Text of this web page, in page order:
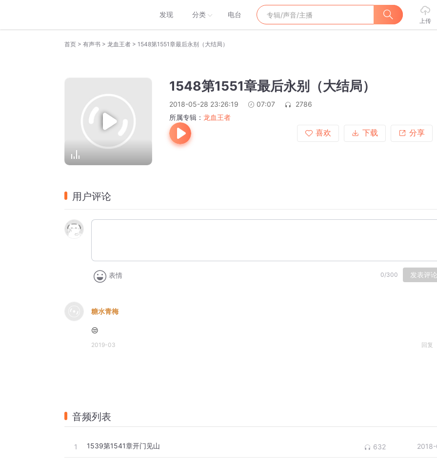
发现 分类 电台
上传
首页 > 有声书 > 龙血王者 > 1548第1551章最后永别（大结局）
1548第1551章最后永别（大结局）
2018-05-28 23:26:19 07:07
2786
所属专辑： 龙血王者
喜欢
下载 分享
用户评论
表情 0/300 发表评论
糖水青梅
😒
2019-03 回复
音频列表
1 1539第1541章开门见山 632